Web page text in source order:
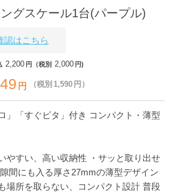
グスケール1台(パープル)
認はこちら
2,200 円（税別 2,000 円)
円 （税別 1,590 円）
」「すぐピタ」付き コンパクト・薄型
やすい、高い収納性 ・サッと取り出せ
間にも入る厚さ27mmの薄型デザイン
場所を取らない、コンパクト設計 普段